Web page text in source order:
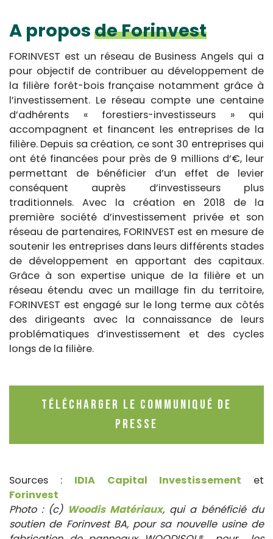
A proposde Forinvest
FORINVEST est un réseau de Business Angels qui a
pour objectif de contribuer au développement de
la filière forêt-bois française notamment grâce à
l’investissement. Le réseau compte une centaine
d’adhérents « forestiers-investisseurs » qui
accompagnent et financent les entreprises de la
filière. Depuis sa création, ce sont 30 entreprises qui
ont été financées pour près de 9 millions d’€, leur
permettant de bénéficier d’un effet de levier
conséquent auprès d’investisseurs plus
traditionnels. Avec la création en 2018 de la
première société d’investissement privée et son
réseau de partenaires, FORINVEST est en mesure de
soutenir les entreprises dans leurs différents stades
de développement en apportant des capitaux.
Grâce à son expertise unique de la filière et un
réseau étendu avec un maillage fin du territoire,
FORINVEST est engagé sur le long terme aux côtés
des dirigeants avec la connaissance de leurs
problématiques d’investissement et des cycles
longs de la filière.
Télécharger le Communiqué de
Presse
Sources : IDIA Capital Investissement et
Forinvest
Photo : (c) Woodis Matériaux, qui a bénéficié du
soutien de Forinvest BA, pour sa nouvelle usine de